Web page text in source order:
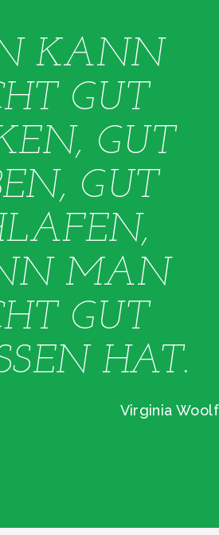
KANN
GUT
GUT
GUT
MAN
GUT
HAT.
Virginia Woolf